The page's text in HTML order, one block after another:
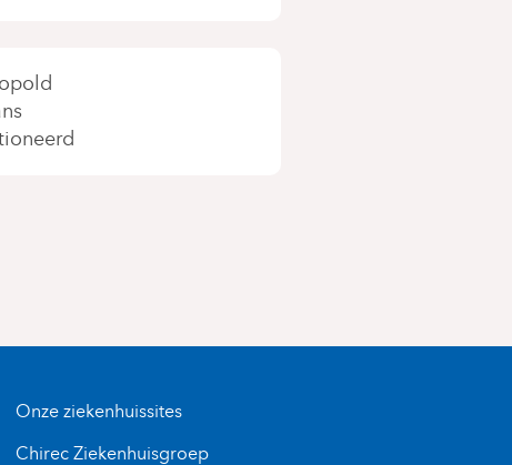
Onze ziekenhuissites
Chirec Ziekenhuisgroep